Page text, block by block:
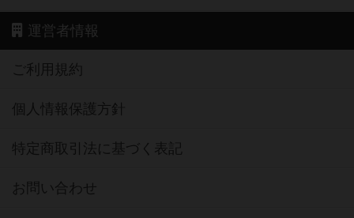
運営者情報
ご利用規約
個人情報保護方針
特定商取引法に基づく表記
お問い合わせ